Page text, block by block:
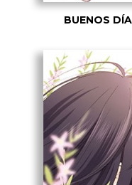
BUENOS